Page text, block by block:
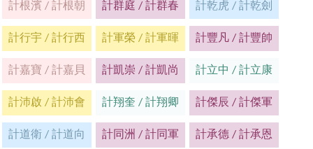
計根濱 / 計根朝 計群庭 / 計群春 計乾虎 / 計乾劍
計行宇 / 計行西 計軍榮 / 計軍暉 計豐凡 / 計豐帥
計嘉寶 / 計嘉貝 計凱崇 / 計凱尚 計立中 / 計立康
計沛啟 / 計沛會 計翔奎 / 計翔卿 計傑辰 / 計傑軍
計道衛 / 計道向 計同洲 / 計同軍 計承德 / 計承恩